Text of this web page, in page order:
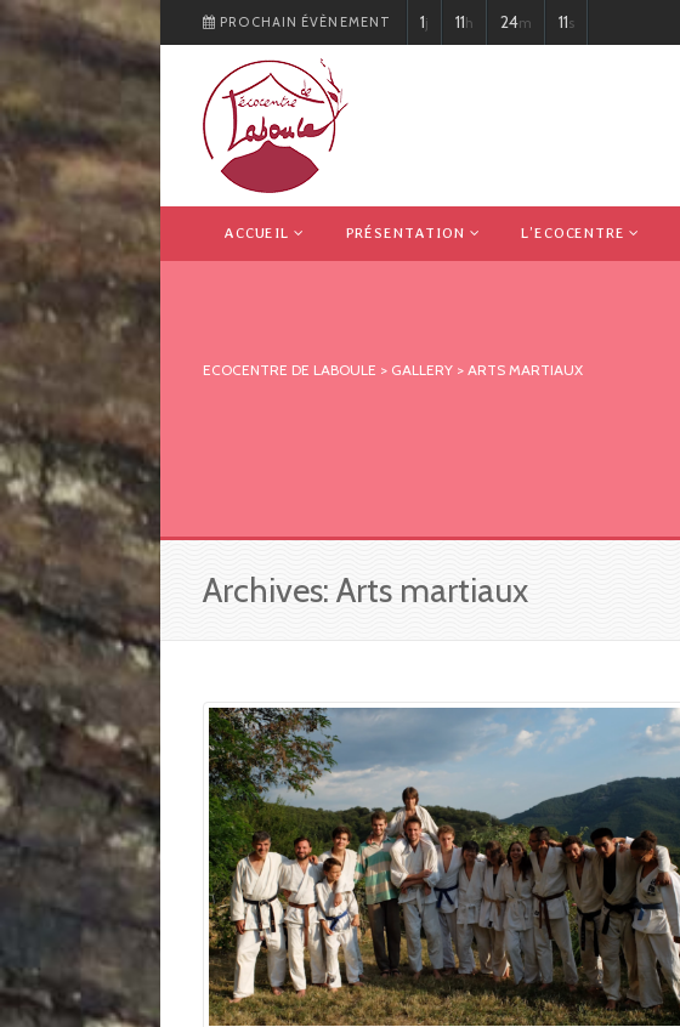
PROCHAIN ÉVÈNEMENT 1j 11h 24m 10
ACCUEIL PRÉSENTATION L’ECOCENTRE
ECOCENTRE DE LABOULE > GALLERY > ARTS MARTIAUX
Archives: Arts martiaux